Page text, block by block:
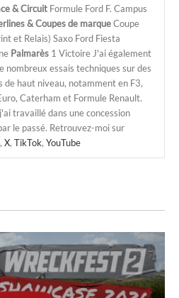
& Circuit Formule Ford F. Campus
& Coupes de marqueCoupe
et Relais) Saxo Ford Fiesta
Palmarès 1 Victoire J'ai également
nombreux essais techniques sur des
de haut niveau, notamment en F3,
Caterham et Formule Renault.
travaillé dans une concession
le passé. Retrouvez-moi sur
, X, TikTok, YouTube